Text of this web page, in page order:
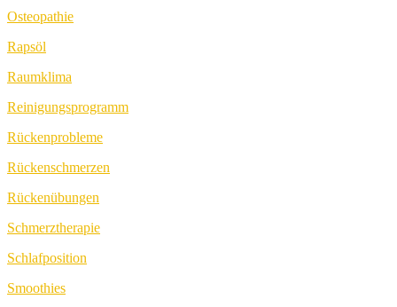
Osteopathie
Rapsöl
Raumklima
Reinigungsprogramm
Rückenprobleme
Rückenschmerzen
Rückenübungen
Schmerztherapie
Schlafposition
Smoothies